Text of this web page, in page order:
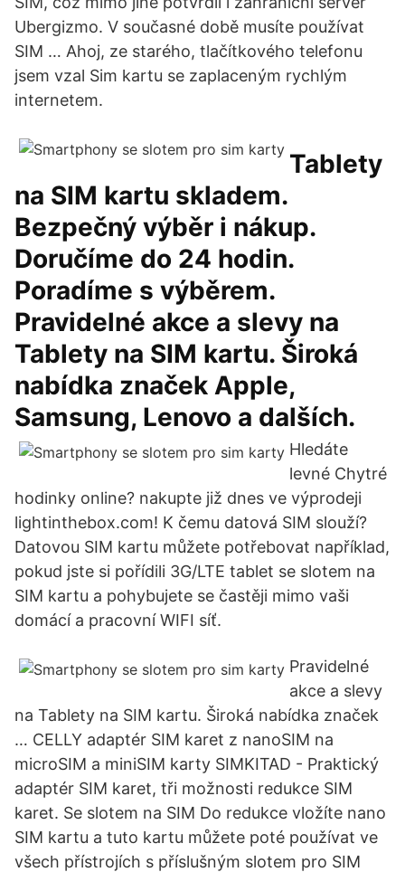
Ubergizmo. V současné době musíte používat
SIM … Ahoj, ze starého, tlačítkového telefonu
jsem vzal Sim kartu se zaplaceným rychlým
internetem.
Tablety
na SIM kartu skladem.
Bezpečný výběr i nákup.
Doručíme do 24 hodin.
Poradíme s výběrem.
Pravidelné akce a slevy na
Tablety na SIM kartu. Široká
nabídka značek Apple,
Samsung, Lenovo a dalších.
Hledáte
levné Chytré
hodinky online? nakupte již dnes ve výprodeji
lightinthebox.com! K čemu datová SIM slouží?
Datovou SIM kartu můžete potřebovat například,
pokud jste si pořídili 3G/LTE tablet se slotem na
SIM kartu a pohybujete se častěji mimo vaši
domácí a pracovní WIFI síť.
Pravidelné
akce a slevy
na Tablety na SIM kartu. Široká nabídka značek
… CELLY adaptér SIM karet z nanoSIM na
microSIM a miniSIM karty SIMKITAD - Praktický
adaptér SIM karet, tři možnosti redukce SIM
karet. Se slotem na SIM Do redukce vložíte nano
SIM kartu a tuto kartu můžete poté používat ve
všech přístrojích s příslušným slotem pro SIM